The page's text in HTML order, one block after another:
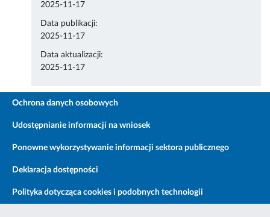
2025-11-17
Data publikacji:
2025-11-17
Data aktualizacji:
2025-11-17
Ochrona danych osobowych
Udostępnianie informacji na wniosek
Ponowne wykorzystywanie informacji sektora publicznego
Deklaracja dostępności
Polityka dotycząca cookies i podobnych technologii